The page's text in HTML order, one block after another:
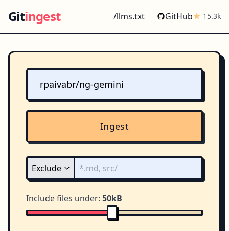
Gitingest /llms.txt GitHub 15.3k
Ingest
Include files under: 50kB